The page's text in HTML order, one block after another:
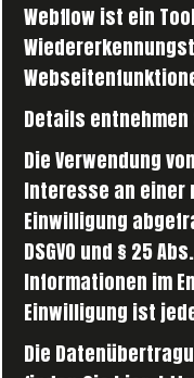
Webflow ist ein
Details
Die Verwendung
Interesse an einer
Einwilligung
DSGVO und § 25
Informationen im
Einwilligung ist
Die